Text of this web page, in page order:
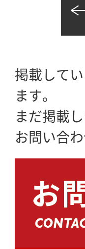
掲載して
ます。
まだ掲載
お問い合